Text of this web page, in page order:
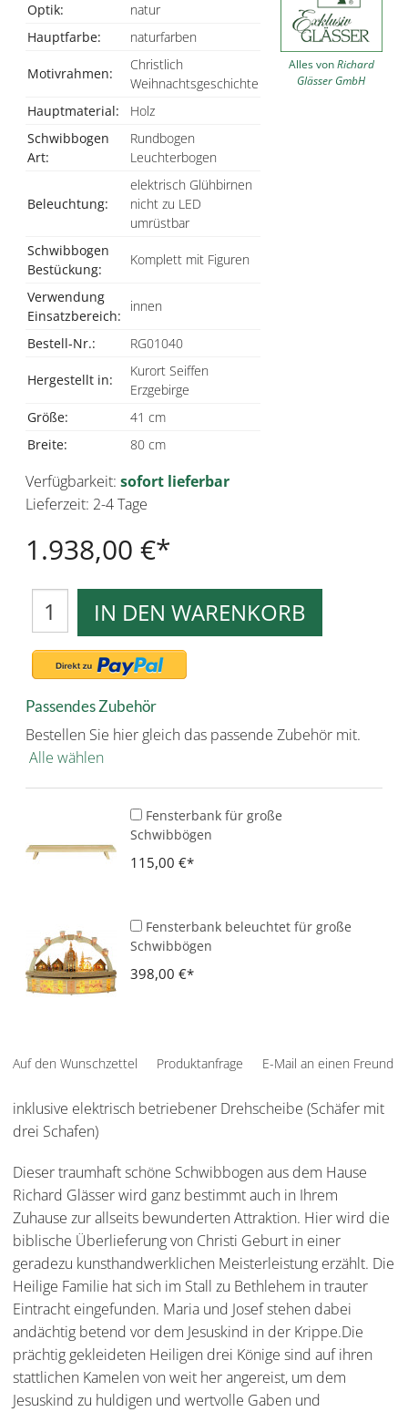
Optik:
natur
Hauptfarbe:
naturfarben
Motivrahmen:
Christlich
Weihnachtsgeschichte
Hauptmaterial:
Holz
Schwibbogen
Art:
Rundbogen
Leuchterbogen
Beleuchtung:
elektrisch Glühbirnen
nicht zu LED
umrüstbar
Schwibbogen
Bestückung:
Komplett mit Figuren
Verwendung
Einsatzbereich:
innen
Bestell-Nr.: RG01040
Hergestellt in:
Kurort Seiffen
Erzgebirge
Größe:
41 cm
Breite:
80 cm
Alles vonRichard
Glässer GmbH
Verfügbarkeit: sofort lieferbar
Lieferzeit: 2-4 Tage
1.938,00 €
IN DEN WARENKORB
Passendes Zubehör
Bestellen Sie hier gleich das passende Zubehör mit.
Alle wählen
Fensterbank für große
Schwibbögen
115,00 €
Fensterbank beleuchtet für große
Schwibbögen
398,00 €
Auf den Wunschzettel Produktanfrage E-Mail an einen Freund
inklusive elektrisch betriebener Drehscheibe (Schäfer mit
drei Schafen)
Dieser traumhaft schöne Schwibbogen aus dem Hause
Richard Glässer wird ganz bestimmt auch in Ihrem
Zuhause zur allseits bewunderten Attraktion. Hier wird die
biblische Überlieferung von Christi Geburt in einer
geradezu kunsthandwerklichen Meisterleistung erzählt. Die
Heilige Familie hat sich im Stall zu Bethlehem in trauter
Eintracht eingefunden. Maria und Josef stehen dabei
andächtig betend vor dem Jesuskind in der Krippe.Die
prächtig gekleideten Heiligen drei Könige sind auf ihren
stattlichen Kamelen von weit her angereist, um dem
Jesuskind zu huldigen und wertvolle Gaben und